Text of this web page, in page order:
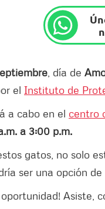
, día de
el Instituto de
a cabo en el centro
a 3:00 p.m.
gatos, no solo
ser una opción
Asiste,